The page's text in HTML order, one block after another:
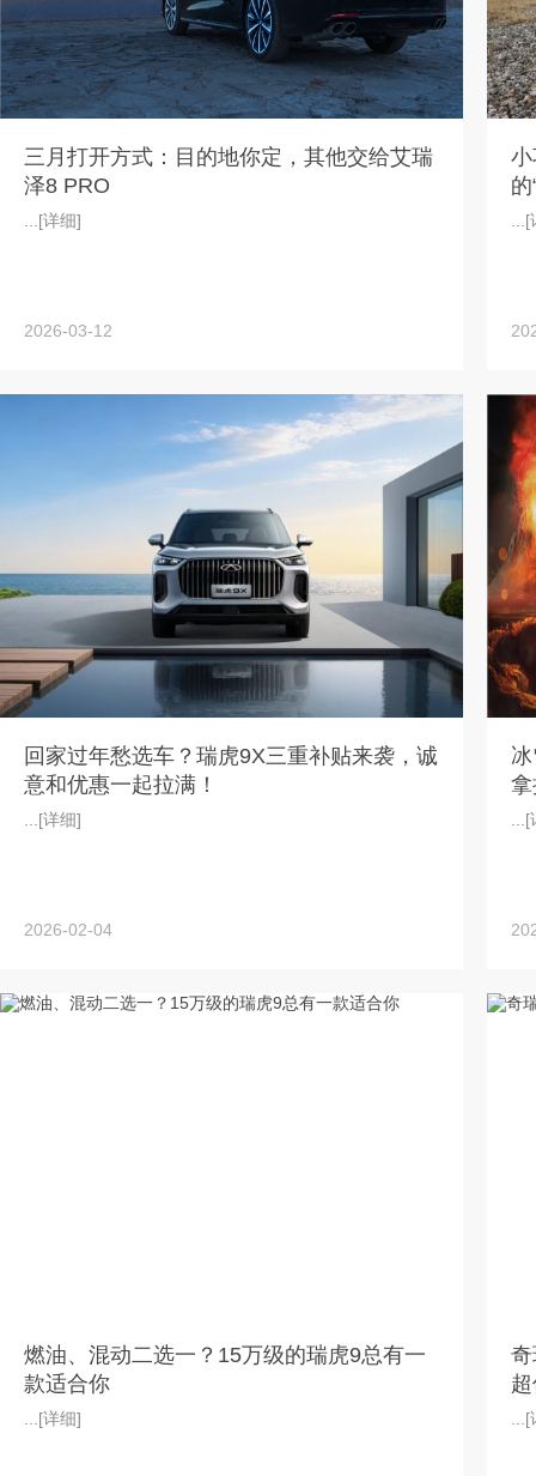
三月打开方式：目的地你定，其他交给艾瑞
泽8 PRO
[详细]
2026-03-12
的
[
回家过年愁选车？瑞虎9X三重补贴来袭，诚
意和优惠一起拉满！
[详细]
2026-02-04
[
燃油、混动二选一？15万级的瑞虎9总有一
款适合你
[详细] [